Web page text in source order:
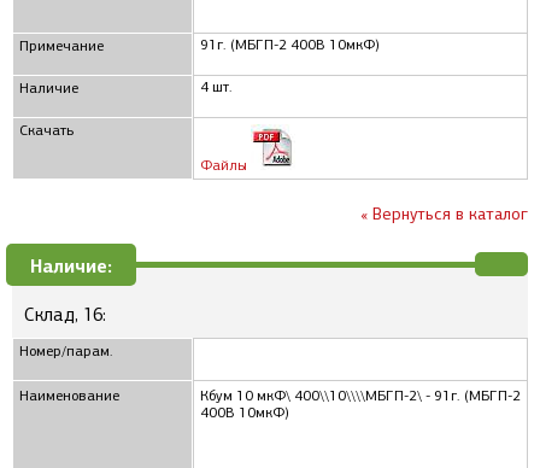
Примечание
Наличие
Скачать
91г. (МБГП-2 400В 10мкФ)
4 шт.
Файлы
« Вернуться в каталог
Наличие:
Склад, 16:
Номер/парам.
Наименование
Кбум 10 мкФ\ 400\\10\\\\МБГП-2\ - 91г. (МБГП-2
400В 10мкФ)